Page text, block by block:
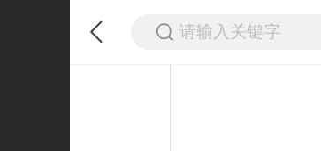
请输入关键字